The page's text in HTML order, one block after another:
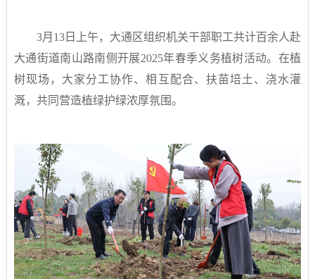
3月13日上午，大通区组织机关干部职工共计百余人赴
大通街道南山路南侧开展2025年春季义务植树活动。在植
树现场，大家分工协作、相互配合、扶苗培土、浇水灌
溉，共同营造植绿护绿浓厚氛围。